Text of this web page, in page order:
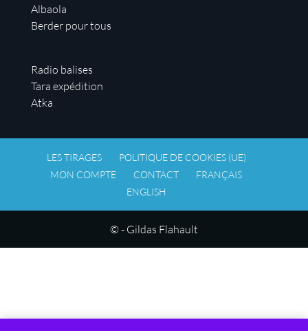
Albaola
Berder pour tous
Radio balises
Tara expédition
Atka
LES TIRAGES
POLITIQUE DE COOKIES (UE)
MON COMPTE
CONTACT
FRANÇAIS
ENGLISH
© - Gildas Flahault